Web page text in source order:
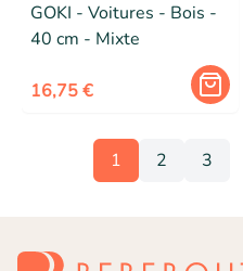
GOKI - Voitures - Bois -
40 cm - Mixte
16,75 €
1 2 3